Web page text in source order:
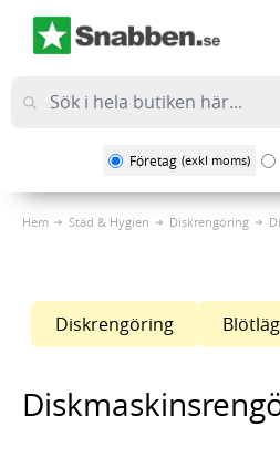
Företag (exkl moms)
Hem Städ & Hygien Diskrengöring
Diskrengöring